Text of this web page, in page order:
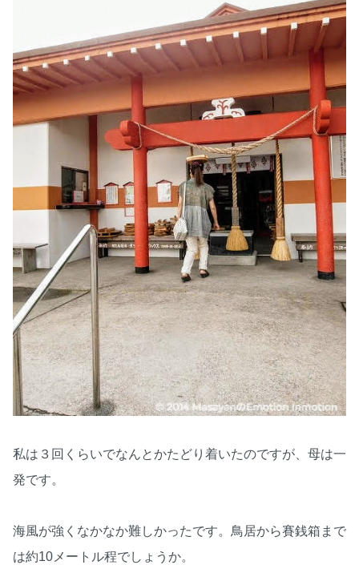
私は３回くらいでなんとかたどり着いたのですが、母は一
発です。
海風が強くなかなか難しかったです。鳥居から賽銭箱まで
は約10メートル程でしょうか。